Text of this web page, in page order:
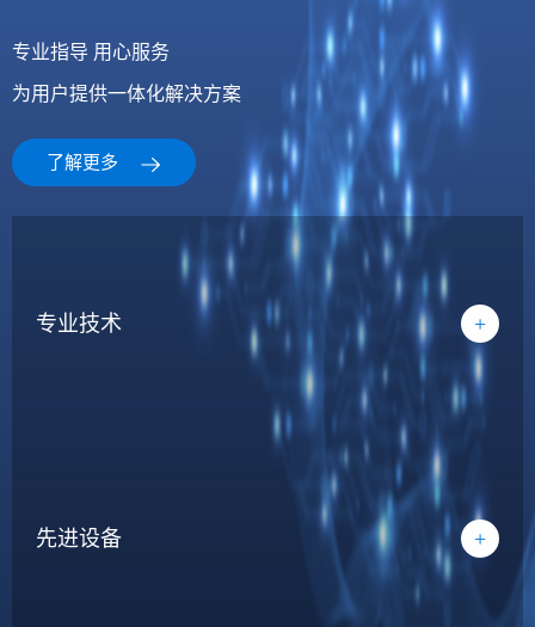
专业指导 用心服务
为用户提供一体化解决方案
了解更多
专业技术 +
先进设备 +